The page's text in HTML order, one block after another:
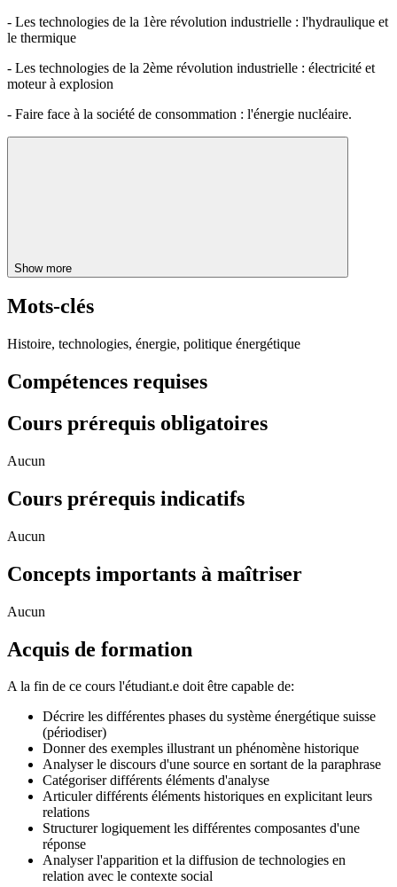
- Les technologies de la 1ère révolution industrielle : l'hydraulique et
le thermique
- Les technologies de la 2ème révolution industrielle : électricité et
moteur à explosion
- Faire face à la société de consommation : l'énergie nucléaire.
Show more
Mots-clés
Histoire, technologies, énergie, politique énergétique
Compétences requises
Cours prérequis obligatoires
Aucun
Cours prérequis indicatifs
Aucun
Concepts importants à maîtriser
Aucun
Acquis de formation
A la fin de ce cours l'étudiant.e doit être capable de:
Décrire les différentes phases du système énergétique suisse
(périodiser)
Donner des exemples illustrant un phénomène historique
Analyser le discours d'une source en sortant de la paraphrase
Catégoriser différents éléments d'analyse
Articuler différents éléments historiques en explicitant leurs
relations
Structurer logiquement les différentes composantes d'une
réponse
Analyser l'apparition et la diffusion de technologies en
relation avec le contexte social